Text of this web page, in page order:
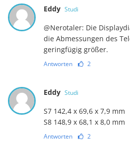
Eddy Studi
@Nerotaler: Die
die Abmessungen des
geringfügig größer.
Antworten 2
Eddy Studi
S7 142,4 x 69,6 x 7,9 mm
S8 148,9 x 68,1 x 8,0 mm
Antworten 2